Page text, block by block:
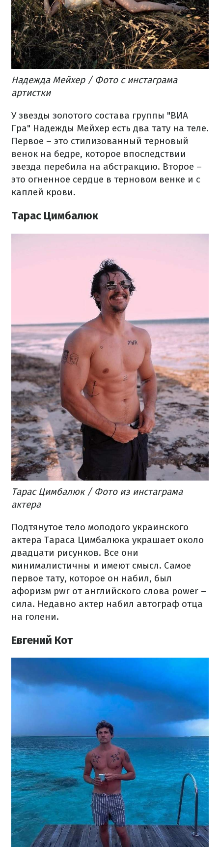
Надежда Мейхер / Фото с инстаграма
артистки
У звезды золотого состава группы "ВИА
Гра" Надежды Мейхер есть два тату на теле.
Первое – это стилизованный терновый
венок на бедре, которое впоследствии
звезда перебила на абстракцию. Второе –
это огненное сердце в терновом венке и с
каплей крови.
Тарас Цимбалюк
Тарас Цимбалюк / Фото из инстаграма
актера
Подтянутое тело молодого украинского
актера Тараса Цимбалюка украшает около
двадцати рисунков. Все они
минималистичны и имеют смысл. Самое
первое тату, которое он набил, был
афоризм pwr от английского слова power –
сила. Недавно актер набил автограф отца
на голени.
Евгений Кот